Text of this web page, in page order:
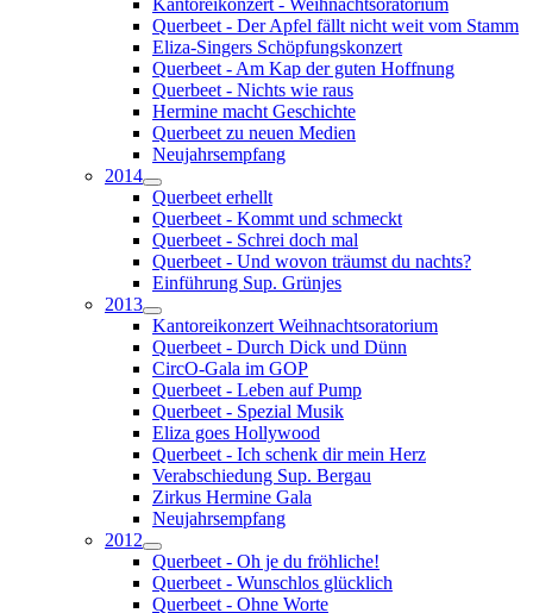
Kantoreikonzert - Weihnachtsoratorium
Querbeet - Der Apfel fällt nicht weit vom Stamm
Eliza-Singers Schöpfungskonzert
Querbeet - Am Kap der guten Hoffnung
Querbeet - Nichts wie raus
Hermine macht Geschichte
Querbeet zu neuen Medien
Neujahrsempfang
2014
Querbeet erhellt
Querbeet - Kommt und schmeckt
Querbeet - Schrei doch mal
Querbeet - Und wovon träumst du nachts?
Einführung Sup. Grünjes
2013
Kantoreikonzert Weihnachtsoratorium
Querbeet - Durch Dick und Dünn
CircO-Gala im GOP
Querbeet - Leben auf Pump
Querbeet - Spezial Musik
Eliza goes Hollywood
Querbeet - Ich schenk dir mein Herz
Verabschiedung Sup. Bergau
Zirkus Hermine Gala
Neujahrsempfang
2012
Querbeet - Oh je du fröhliche!
Querbeet - Wunschlos glücklich
Querbeet - Ohne Worte